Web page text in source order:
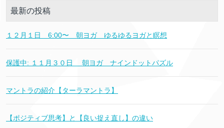
最新の投稿
１２月１日 6:00〜 朝ヨガ ゆるゆるヨガと瞑想
保護中: １１月３０日 朝ヨガ ナインドットパズル
マントラの紹介【ターラマントラ】
【ポジティブ思考】と【良い捉え直し】の違い